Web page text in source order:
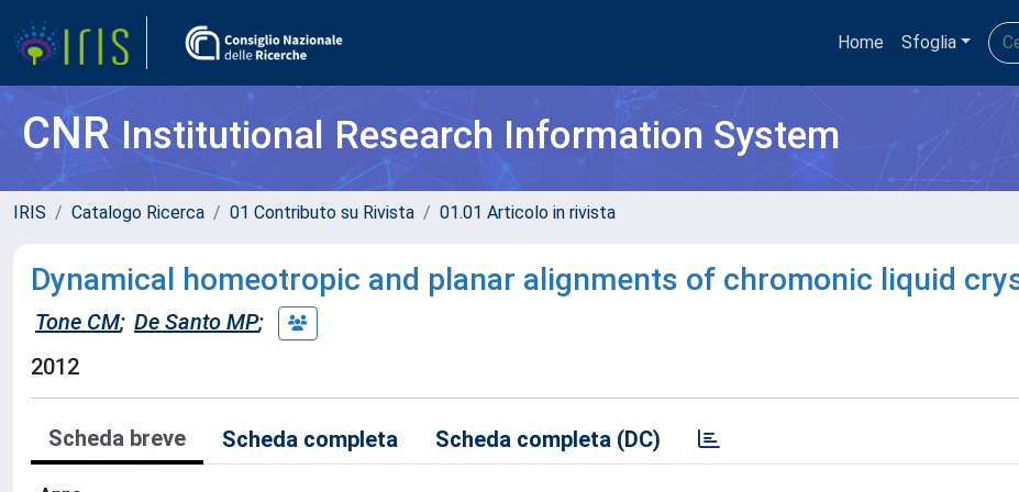
Home Sfoglia
CNRInstitutional Research Information System
IRIS Catalogo Ricerca 01 Contributo su Rivista 01.01 Articolo in rivista
Dynamical homeotropic and planar alignments of chromonic liquid
Tone CM; De Santo MP;
2012
Scheda breve Scheda completa Scheda completa (DC)